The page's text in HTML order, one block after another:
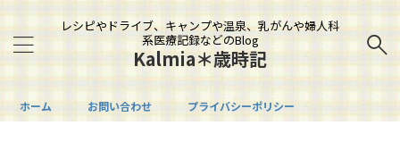
レシピやドライブ、キャンプや温泉、乳がんや婦人科
系医療記録などのBlog
Kalmia＊歳時記
ホーム お問い合わせ プライバシーポリシー